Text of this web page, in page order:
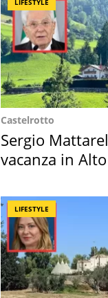
LIFESTYLE
Castelrotto
Sergio
vacanza in
LIFESTYLE